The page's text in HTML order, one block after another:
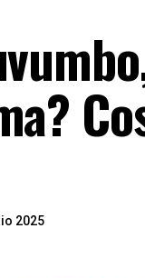
2025